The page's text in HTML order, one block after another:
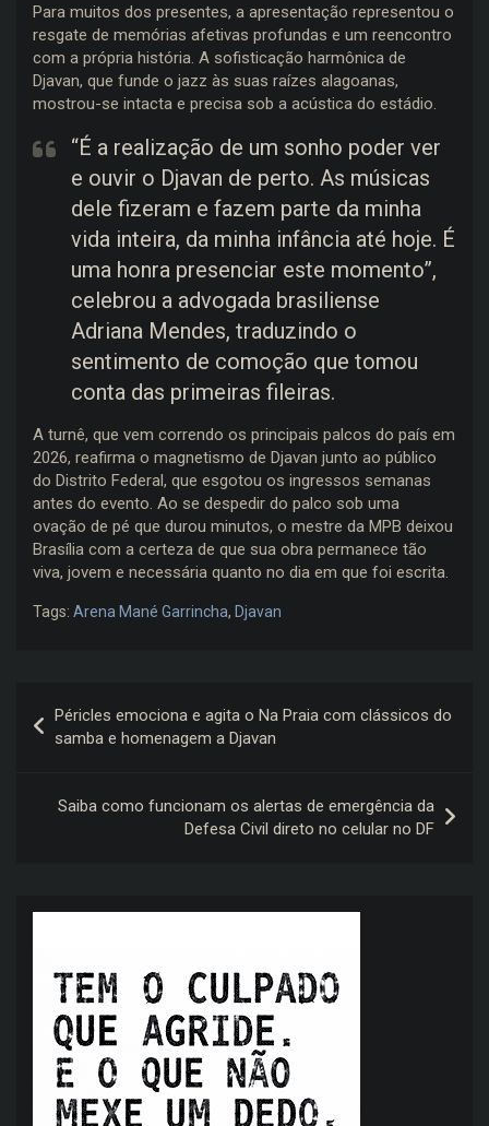
Para muitos dos presentes, a apresentação representou o
resgate de memórias afetivas profundas e um reencontro
com a própria história. A sofisticação harmônica de
Djavan, que funde o jazz às suas raízes alagoanas,
mostrou-se intacta e precisa sob a acústica do estádio.
“É a realização de um sonho poder ver
e ouvir o Djavan de perto. As músicas
dele fizeram e fazem parte da minha
vida inteira, da minha infância até hoje. É
uma honra presenciar este momento”,
celebrou a advogada brasiliense
Adriana Mendes, traduzindo o
sentimento de comoção que tomou
conta das primeiras fileiras.
A turnê, que vem correndo os principais palcos do país em
2026, reafirma o magnetismo de Djavan junto ao público
do Distrito Federal, que esgotou os ingressos semanas
antes do evento. Ao se despedir do palco sob uma
ovação de pé que durou minutos, o mestre da MPB deixou
Brasília com a certeza de que sua obra permanece tão
viva, jovem e necessária quanto no dia em que foi escrita.
Tags: Arena Mané Garrincha, Djavan
de
Péricles emociona e agita o Na Praia com clássicos do
samba e homenagem a Djavan
Saiba como funcionam os alertas de emergência da
Defesa Civil direto no celular no DF